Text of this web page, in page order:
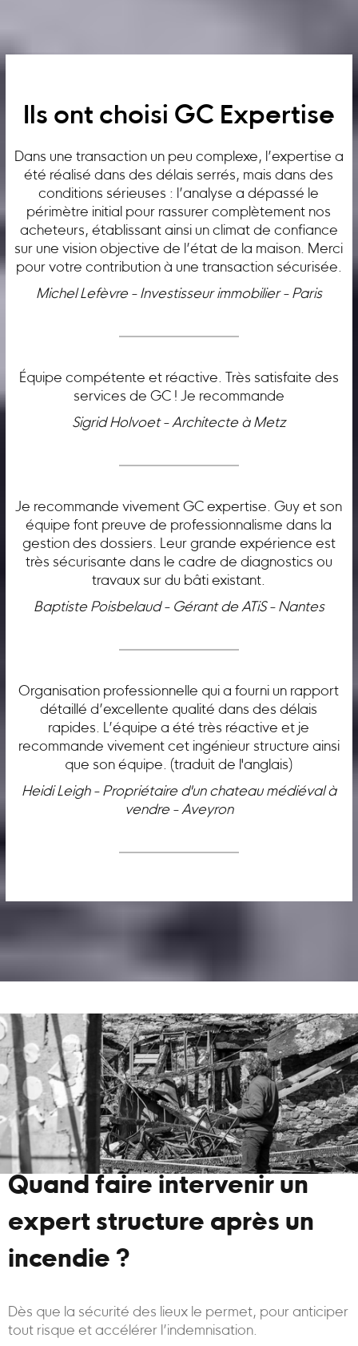
Ils ont choisi GC Expertise
Dans une transaction un peu complexe, l’expertise a
été réalisé dans des délais serrés, mais dans des
conditions sérieuses : l’analyse a dépassé le
périmètre initial pour rassurer complètement nos
acheteurs, établissant ainsi un climat de confiance
sur une vision objective de l’état de la maison. Merci
pour votre contribution à une transaction sécurisée.
Michel Lefèvre - Investisseur immobilier - Paris
Équipe compétente et réactive. Très satisfaite des
services de GC ! Je recommande
Sigrid Holvoet - Architecte à Metz
Je recommande vivement GC expertise. Guy et son
équipe font preuve de professionnalisme dans la
gestion des dossiers. Leur grande expérience est
très sécurisante dans le cadre de diagnostics ou
travaux sur du bâti existant.
Baptiste Poisbelaud - Gérant de ATiS - Nantes
Organisation professionnelle qui a fourni un rapport
détaillé d’excellente qualité dans des délais
rapides. L’équipe a été très réactive et je
recommande vivement cet ingénieur structure ainsi
que son équipe. (traduit de l'anglais)
Heidi Leigh - Propriétaire d'un chateau médiéval à
vendre - Aveyron
Quand faire intervenir un
expert structure après un
incendie ?
Dès que la sécurité des lieux le permet, pour anticiper
tout risque et accélérer l’indemnisation.